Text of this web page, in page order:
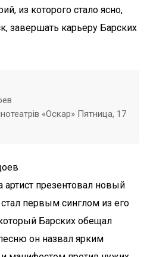
из которого стало ясно,
завершать карьеру Барских
«Оскар» Пятница, 17
артист презентовал новый
первым синглом из его
Барских обещал
он назвал ярким